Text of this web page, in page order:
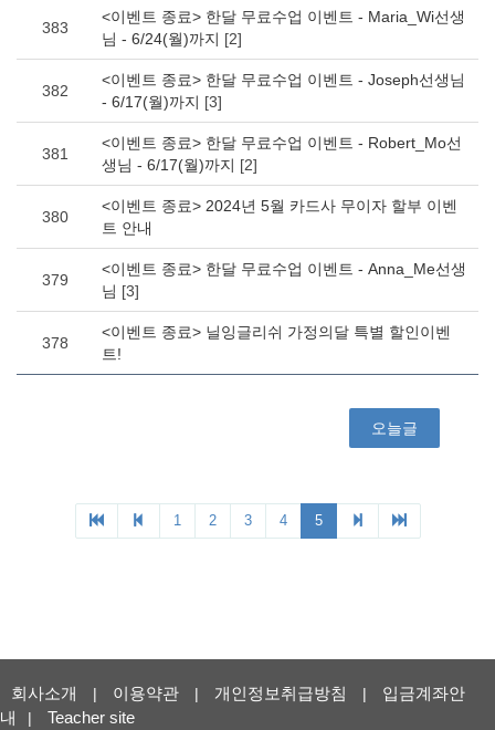
회사소개 | 이용약관 | 개인정보취급방침 |
입금계좌안
내
| Teacher site